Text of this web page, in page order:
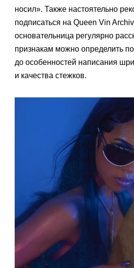
носил». Также настоятельно
подписаться на Queen Vin
основательница регулярно
признакам можно определить
до особенностей написания
и качества стежков.